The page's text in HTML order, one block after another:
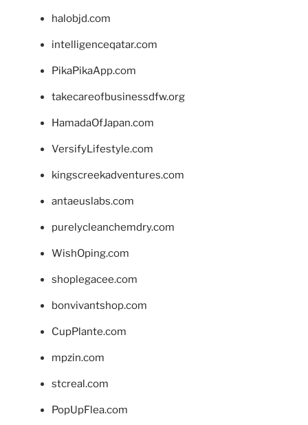
halobjd.com
intelligenceqatar.com
PikaPikaApp.com
takecareofbusinessdfw.org
HamadaOfJapan.com
VersifyLifestyle.com
kingscreekadventures.com
antaeuslabs.com
purelycleanchemdry.com
WishOping.com
shoplegacee.com
bonvivantshop.com
CupPlante.com
mpzin.com
stcreal.com
PopUpFlea.com